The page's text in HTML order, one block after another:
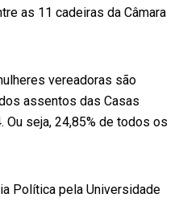
as 11 cadeiras da Câmara
vereadoras são
assentos das Casas
seja, 24,85% de todos os
Política pela Universidade